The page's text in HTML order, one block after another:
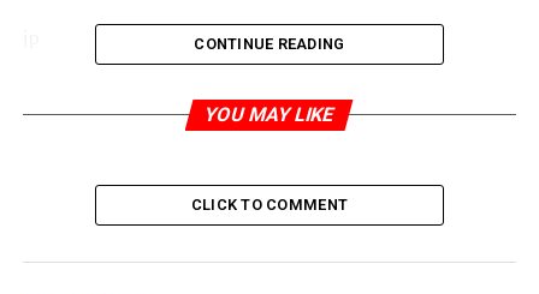
Rolling Stones by jej vyprodali
CONTINUE READING
YOU MAY LIKE
CLICK TO COMMENT